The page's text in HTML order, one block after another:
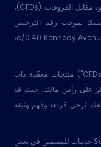
مشتقات الفوركس بالهامش والفوري، وعمليات العقود مقابل الفروقات (CFDs)،
بموجب رقم الترخيص
2023/C0010-0013. العنوان المسجل: c/0 40 Kennedy Avenue, Roseau،
تُعد العقود مقابل الفروقات ("CFDs") منتجات معقّدة ذات
على رأس مالك، حيث قد
يُرجى قراءة وفهم وثيقة
لا تقدم Score Capital Markets خدمات للمقيمين في بعض